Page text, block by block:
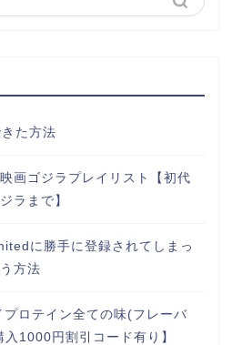
た方法
画ゴジラプレイリスト【初代
ラまで】
に勝手に登録されてしまっ
方法
プロテイン全ての味(フレーバ
1000円割引コード有り】